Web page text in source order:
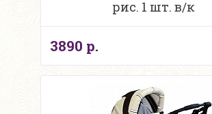
рис. 1 шт. в/к
3890 р.